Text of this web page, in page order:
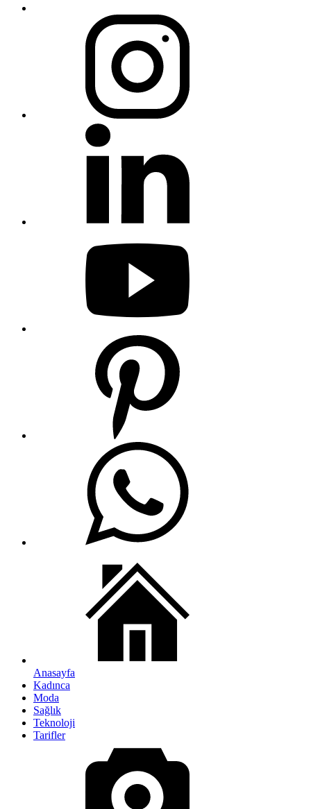
Anasayfa
Kadınca
Moda
Sağlık
Teknoloji
Tarifler